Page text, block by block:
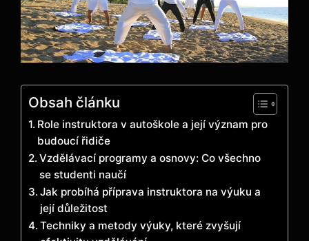
Obsah článku
Role instruktora v autoškole a její význam pro
budoucí řidiče
Vzdělávací programy a osnovy: Co všechno
se studenti naučí
Jak probíhá příprava instruktora na výuku a
její důležitost
Techniky a metody výuky, které zvyšují